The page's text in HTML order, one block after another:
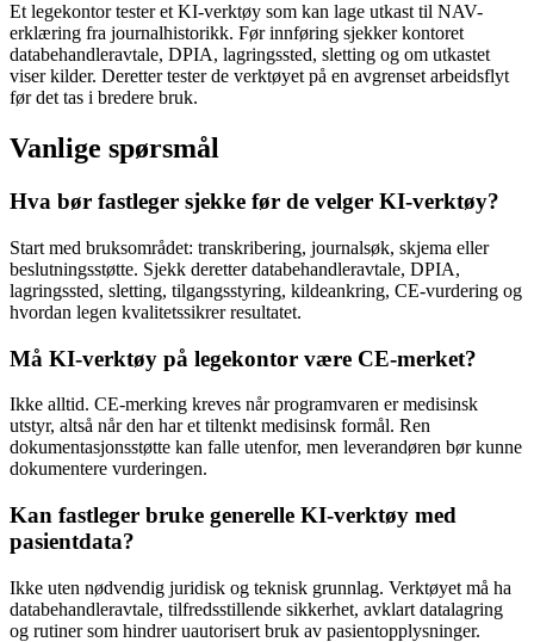
Et legekontor tester et KI-verktøy som kan lage utkast til NAV-
erklæring fra journalhistorikk. Før innføring sjekker kontoret
databehandleravtale, DPIA, lagringssted, sletting og om utkastet
viser kilder. Deretter tester de verktøyet på en avgrenset arbeidsflyt
før det tas i bredere bruk.
Vanlige spørsmål
Hva bør fastleger sjekke før de velger KI-verktøy?
Start med bruksområdet: transkribering, journalsøk, skjema eller
beslutningsstøtte. Sjekk deretter databehandleravtale, DPIA,
lagringssted, sletting, tilgangsstyring, kildeankring, CE-vurdering og
hvordan legen kvalitetssikrer resultatet.
Må KI-verktøy på legekontor være CE-merket?
Ikke alltid. CE-merking kreves når programvaren er medisinsk
utstyr, altså når den har et tiltenkt medisinsk formål. Ren
dokumentasjonsstøtte kan falle utenfor, men leverandøren bør kunne
dokumentere vurderingen.
Kan fastleger bruke generelle KI-verktøy med
pasientdata?
Ikke uten nødvendig juridisk og teknisk grunnlag. Verktøyet må ha
databehandleravtale, tilfredsstillende sikkerhet, avklart datalagring
og rutiner som hindrer uautorisert bruk av pasientopplysninger.